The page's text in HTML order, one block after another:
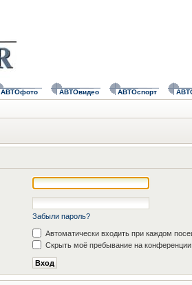
АВТОфото АВТОвидео АВТОспорт
Забыли пароль?
Автоматически входить при каждом
Скрыть моё пребывание на конференции